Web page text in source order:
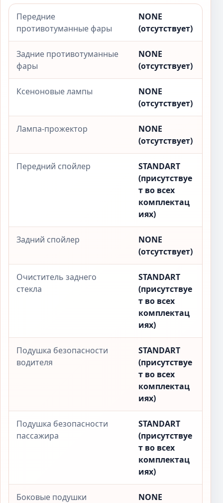
Передние
противотуманные фары
NONE
(отсутствует)
Задние противотуманные
фары
NONE
(отсутствует)
Ксеноновые лампы
NONE
(отсутствует)
Лампа-прожектор
NONE
(отсутствует)
Передний спойлер
STANDART
(присутствуе
т во всех
комплектац
иях)
Задний спойлер
NONE
(отсутствует)
Очиститель заднего
стекла
STANDART
(присутствуе
т во всех
комплектац
иях)
Подушка безопасности
водителя
STANDART
(присутствуе
т во всех
комплектац
иях)
Подушка безопасности
пассажира
STANDART
(присутствуе
т во всех
комплектац
иях)
Боковые подушки
NONE